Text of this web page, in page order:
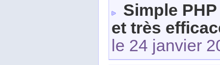
Simple
et très
le 24 janvier